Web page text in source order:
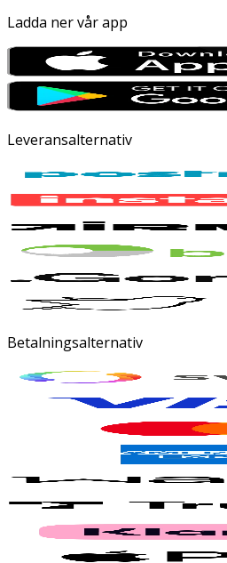
Ladda ner vår app
Leveransalternativ
Betalningsalternativ